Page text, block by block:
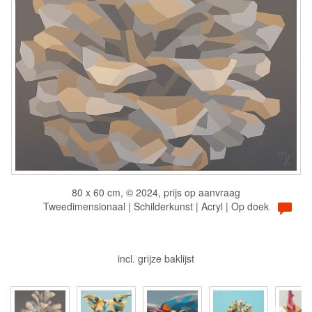
80 x 60 cm, © 2024, prijs op aanvraag
Tweedimensionaal | Schilderkunst | Acryl | Op doek
incl. grijze baklijst